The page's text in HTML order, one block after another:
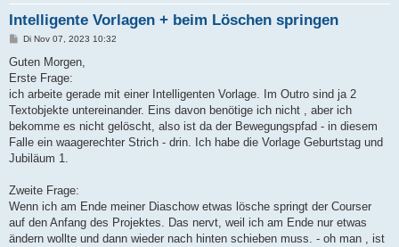
Intelligente Vorlagen + beim Löschen springen
B
i
r
a
Di Nov 07, 2023 10:32
Guten Morgen,
Erste Frage:
ich arbeite gerade mit einer Intelligenten Vorlage. Im Outro sind ja 2
Textobjekte untereinander. Eins davon benötige ich nicht , aber ich
bekomme es nicht gelöscht, also ist da der Bewegungspfad - in diesem
Falle ein waagerechter Strich - drin. Ich habe die Vorlage Geburtstag und
Jubiläum 1.
Zweite Frage:
Wenn ich am Ende meiner Diaschow etwas lösche springt der Courser
auf den Anfang des Projektes. Das nervt, weil ich am Ende nur etwas
ändern wollte und dann wieder nach hinten schieben muss. - oh man , ist